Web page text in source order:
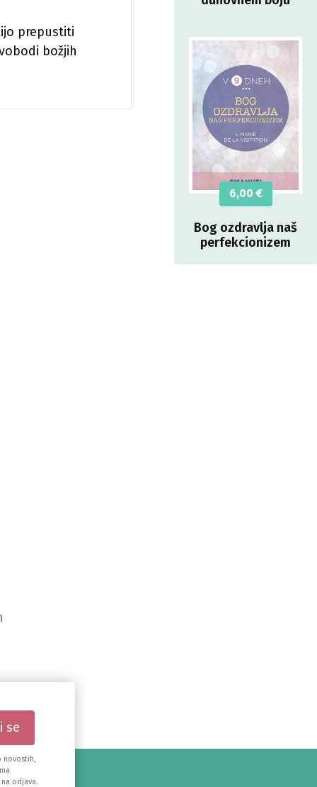
prepustiti
božjih
Bog ozdravlja naš
perfekcionizem
6,00€
odjava.